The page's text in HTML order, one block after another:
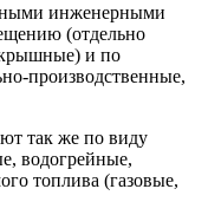
инженерными
(отдельно
и по
производственные,
так же по виду
водогрейные,
топлива (газовые,